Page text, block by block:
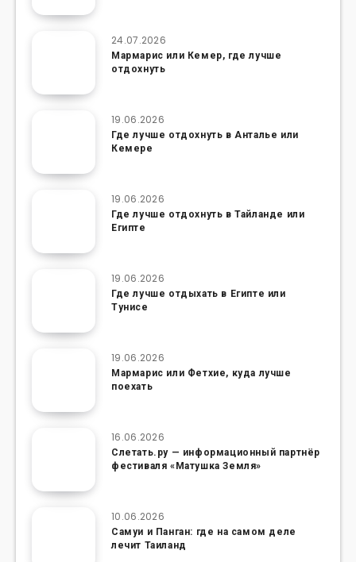
24.07.2026
Мармарис или Кемер, где лучше
отдохнуть
19.06.2026
Где лучше отдохнуть в Анталье или
Кемере
19.06.2026
Где лучше отдохнуть в Тайланде или
Египте
19.06.2026
Где лучше отдыхать в Египте или
Тунисе
19.06.2026
Мармарис или Фетхие, куда лучше
поехать
16.06.2026
Слетать.ру — информационный партнёр
фестиваля «Матушка Земля»
10.06.2026
Самуи и Панган: где на самом деле
лечит Таиланд